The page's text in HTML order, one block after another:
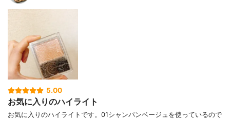
5.00
お気に入りのハイライト
お気に入りのハイライトです。01シャンパンベージュを使っているので